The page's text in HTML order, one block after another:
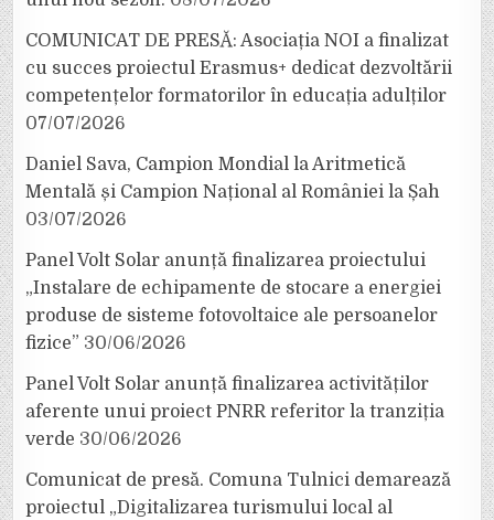
COMUNICAT DE PRESĂ: Asociația NOI a finalizat
cu succes proiectul Erasmus+ dedicat dezvoltării
competențelor formatorilor în educația adulților
07/07/2026
Daniel Sava, Campion Mondial la Aritmetică
Mentală și Campion Național al României la Șah
03/07/2026
Panel Volt Solar anunță finalizarea proiectului
„Instalare de echipamente de stocare a energiei
produse de sisteme fotovoltaice ale persoanelor
fizice” 30/06/2026
Panel Volt Solar anunță finalizarea activităților
aferente unui proiect PNRR referitor la tranziția
verde 30/06/2026
Comunicat de presă. Comuna Tulnici demarează
proiectul „Digitalizarea turismului local al